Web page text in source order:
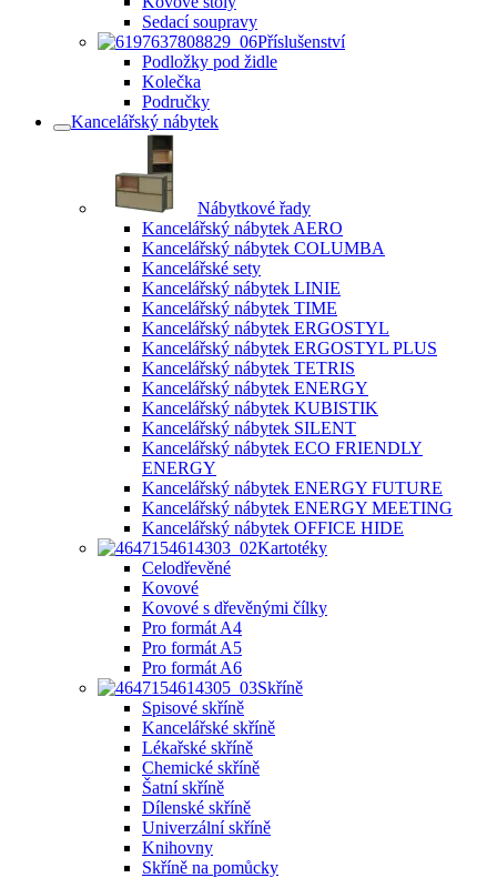
Sedací soupravy
Příslušenství
Podložky pod židle
Kolečka
Područky
Kancelářský nábytek
Nábytkové řady
Kancelářský nábytek AERO
Kancelářský nábytek COLUMBA
Kancelářské sety
Kancelářský nábytek LINIE
Kancelářský nábytek TIME
Kancelářský nábytek ERGOSTYL
Kancelářský nábytek ERGOSTYL PLUS
Kancelářský nábytek TETRIS
Kancelářský nábytek ENERGY
Kancelářský nábytek KUBISTIK
Kancelářský nábytek SILENT
Kancelářský nábytek ECO FRIENDLY
ENERGY
Kancelářský nábytek ENERGY FUTURE
Kancelářský nábytek ENERGY MEETING
Kancelářský nábytek OFFICE HIDE
Kartotéky
Celodřevěné
Kovové
Kovové s dřevěnými čílky
Pro formát A4
Pro formát A5
Pro formát A6
Skříně
Spisové skříně
Kancelářské skříně
Lékařské skříně
Chemické skříně
Šatní skříně
Dílenské skříně
Univerzální skříně
Knihovny
Skříně na pomůcky